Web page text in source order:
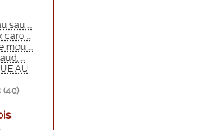
sau ...
caro ...
mou ...
...
AU
(40)